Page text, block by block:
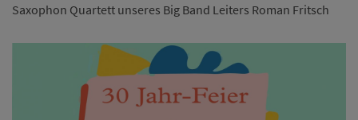
Saxophon Quartett unseres Big Band Leiters Roman Fritsch